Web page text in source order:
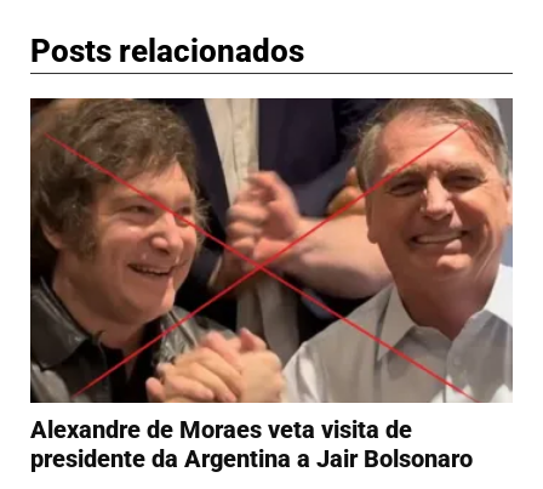
Posts relacionados
Alexandre de Moraes veta visita de
presidente da Argentina a Jair Bolsonaro